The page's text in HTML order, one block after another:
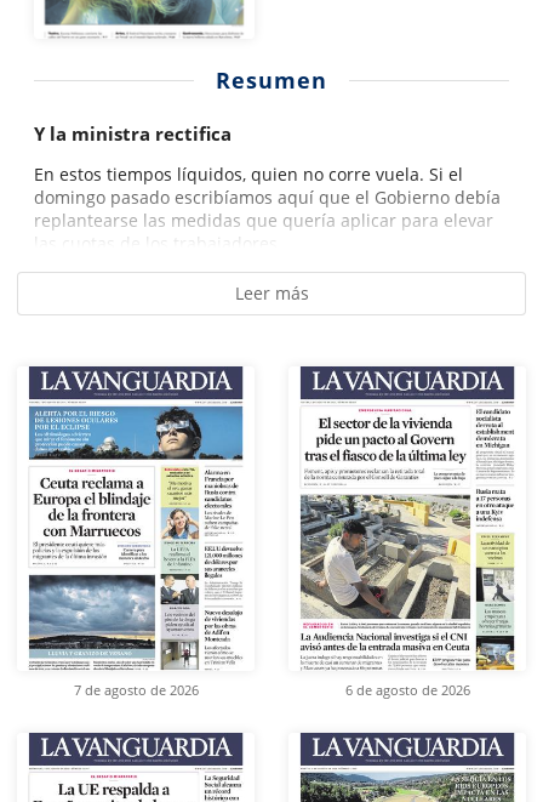
Resumen
Y la ministra rectifica
En estos tiempos líquidos, quien no corre vuela. Si el
domingo pasado escribíamos aquí que el Gobierno debía
replantearse las medidas que quería aplicar para elevar
las cuotas de los trabajadores...
Leer más
7 de agosto de 2026 6 de agosto de 2026